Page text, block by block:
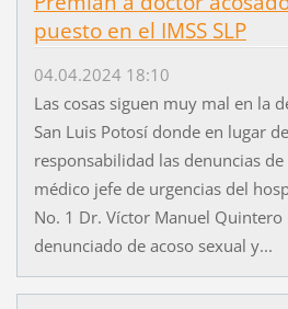
puesto en el IMSS SLP
04.04.2024 18:10
Las cosas siguen muy mal en la
San Luis Potosí donde en lugar
responsabilidad las denuncias
médico jefe de urgencias del
No. 1 Dr. Víctor Manuel Quintero
denunciado de acoso sexual y...